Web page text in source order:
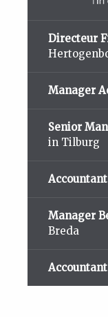
Directeur
Manager
Senior
in Tilburg
Manager
Breda